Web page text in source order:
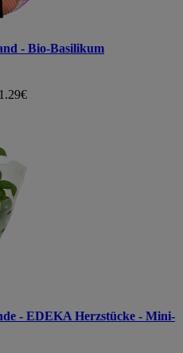
- Bio-Basilikum
- EDEKA Herzstücke - Mini-